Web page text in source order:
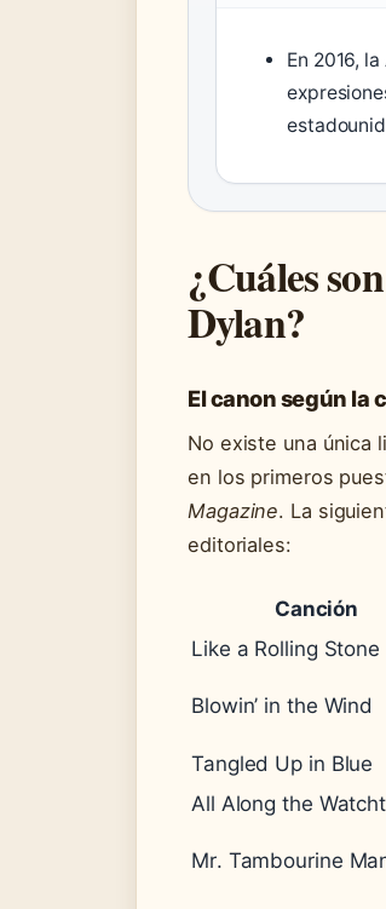
En 2016,
¿Cuáles
Dylan?
El canon según la
No existe una única
en los primeros
Magazine. La
editoriales:
Canción
Like a Rolling Stone
Blowin’ in the Wind
Tangled Up in Blue
All Along the
Mr. Tambourine